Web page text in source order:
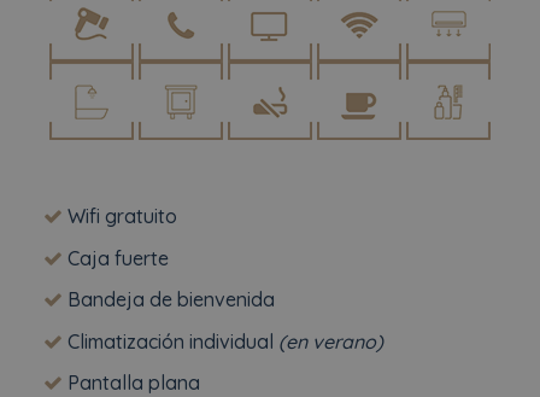
Wifi gratuito
Caja fuerte
Bandeja de bienvenida
Climatización individual (en verano)
Pantalla plana